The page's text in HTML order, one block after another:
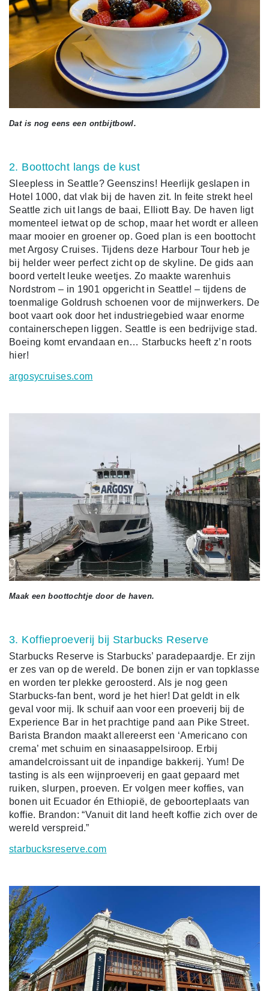
Dat is nog eens een ontbijtbowl.
2. Boottocht langs de kust
Sleepless in Seattle? Geenszins! Heerlijk geslapen in
Hotel 1000, dat vlak bij de haven zit. In feite strekt heel
Seattle zich uit langs de baai, Elliott Bay. De haven ligt
momenteel ietwat op de schop, maar het wordt er alleen
maar mooier en groener op. Goed plan is een boottocht
met Argosy Cruises. Tijdens deze Harbour Tour heb je
bij helder weer perfect zicht op de skyline. De gids aan
boord vertelt leuke weetjes. Zo maakte warenhuis
Nordstrom – in 1901 opgericht in Seattle! – tijdens de
toenmalige Goldrush schoenen voor de mijnwerkers. De
boot vaart ook door het industriegebied waar enorme
containerschepen liggen. Seattle is een bedrijvige stad.
Boeing komt ervandaan en… Starbucks heeft z’n roots
hier!
argosycruises.com
Maak een boottochtje door de haven.
3. Koffieproeverij bij Starbucks Reserve
Starbucks Reserve is Starbucks’ paradepaardje. Er zijn
er zes van op de wereld. De bonen zijn er van topklasse
en worden ter plekke geroosterd. Als je nog geen
Starbucks-fan bent, word je het hier! Dat geldt in elk
geval voor mij. Ik schuif aan voor een proeverij bij de
Experience Bar in het prachtige pand aan Pike Street.
Barista Brandon maakt allereerst een ‘Americano con
crema’ met schuim en sinaasappelsiroop. Erbij
amandelcroissant uit de inpandige bakkerij. Yum! De
tasting is als een wijnproeverij en gaat gepaard met
ruiken, slurpen, proeven. Er volgen meer koffies, van
bonen uit Ecuador én Ethiopië, de geboorteplaats van
koffie. Brandon: “Vanuit dit land heeft koffie zich over de
wereld verspreid.”
starbucksreserve.com